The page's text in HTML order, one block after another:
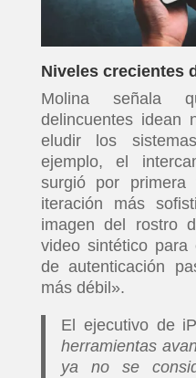
Niveles crecientes
Molina señala
delincuentes idean
eludir los
ejemplo, el
surgió por
iteración más
imagen del rostro
video sintético
de autenticación
más débil».
El ejecutivo de
herramientas
ya no se